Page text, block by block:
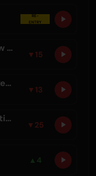
RE-
ENTRY
I Knew It, I Knew You - From "Toy Story 5"
▼ 15
My Body Isn't Ready
▼ 13
Great Expectation
▼ 25
▲ 4